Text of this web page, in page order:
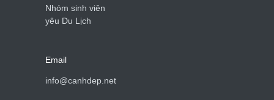
Nhóm sinh viên
yêu Du Lịch
Email
info@canhdep.net